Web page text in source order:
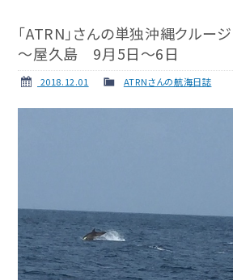
「ATRN」さんの単独沖縄クル
～屋久島 9月5日～6日
2018.12.01 ATRNさんの航海日誌